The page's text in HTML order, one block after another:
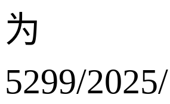
为
5299/